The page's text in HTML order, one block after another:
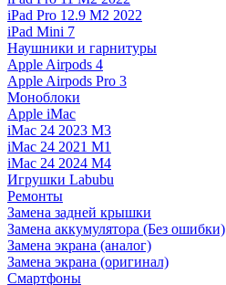
iPad Pro 12.9 M2 2022
iPad Mini 7
Наушники и гарнитуры
Apple Airpods 4
Apple Airpods Pro 3
Моноблоки
Apple iMac
iMac 24 2023 M3
iMac 24 2021 M1
iMac 24 2024 M4
Игрушки Labubu
Ремонты
Замена задней крышки
Замена аккумулятора (Без ошибки)
Замена экрана (аналог)
Замена экрана (оригинал)
Смартфоны